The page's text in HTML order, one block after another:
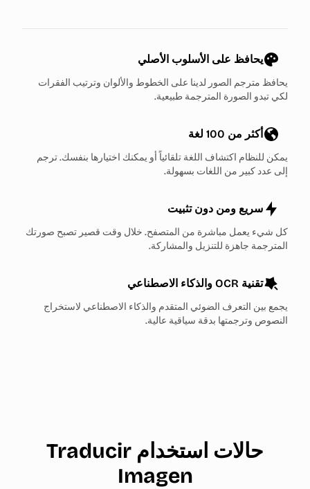
يحافظ على الأسلوب الأصلي
يحافظ مترجم الصور لدينا على الخطوط والألوان وترتيب الفقرات
لكي تبدو الصورة المترجمة طبيعية.
أكثر من 100 لغة
يمكن للنظام اكتشاف اللغة تلقائياً أو يمكنك اختيارها بنفسك. ترجم
إلى عدد كبير من اللغات بسهولة.
سريع ومن دون تثبيت
كل شيء يعمل مباشرة من المتصفح. خلال وقت قصير تصبح صورتك
المترجمة جاهزة للتنزيل والمشاركة.
تقنية OCR والذكاء الاصطناعي
يجمع بين التعرف الضوئي المتقدم والذكاء الاصطناعي لاستخراج
النصوص وترجمتها بدقة سياقية عالية.
حالات استخدام Traducir
Imagen